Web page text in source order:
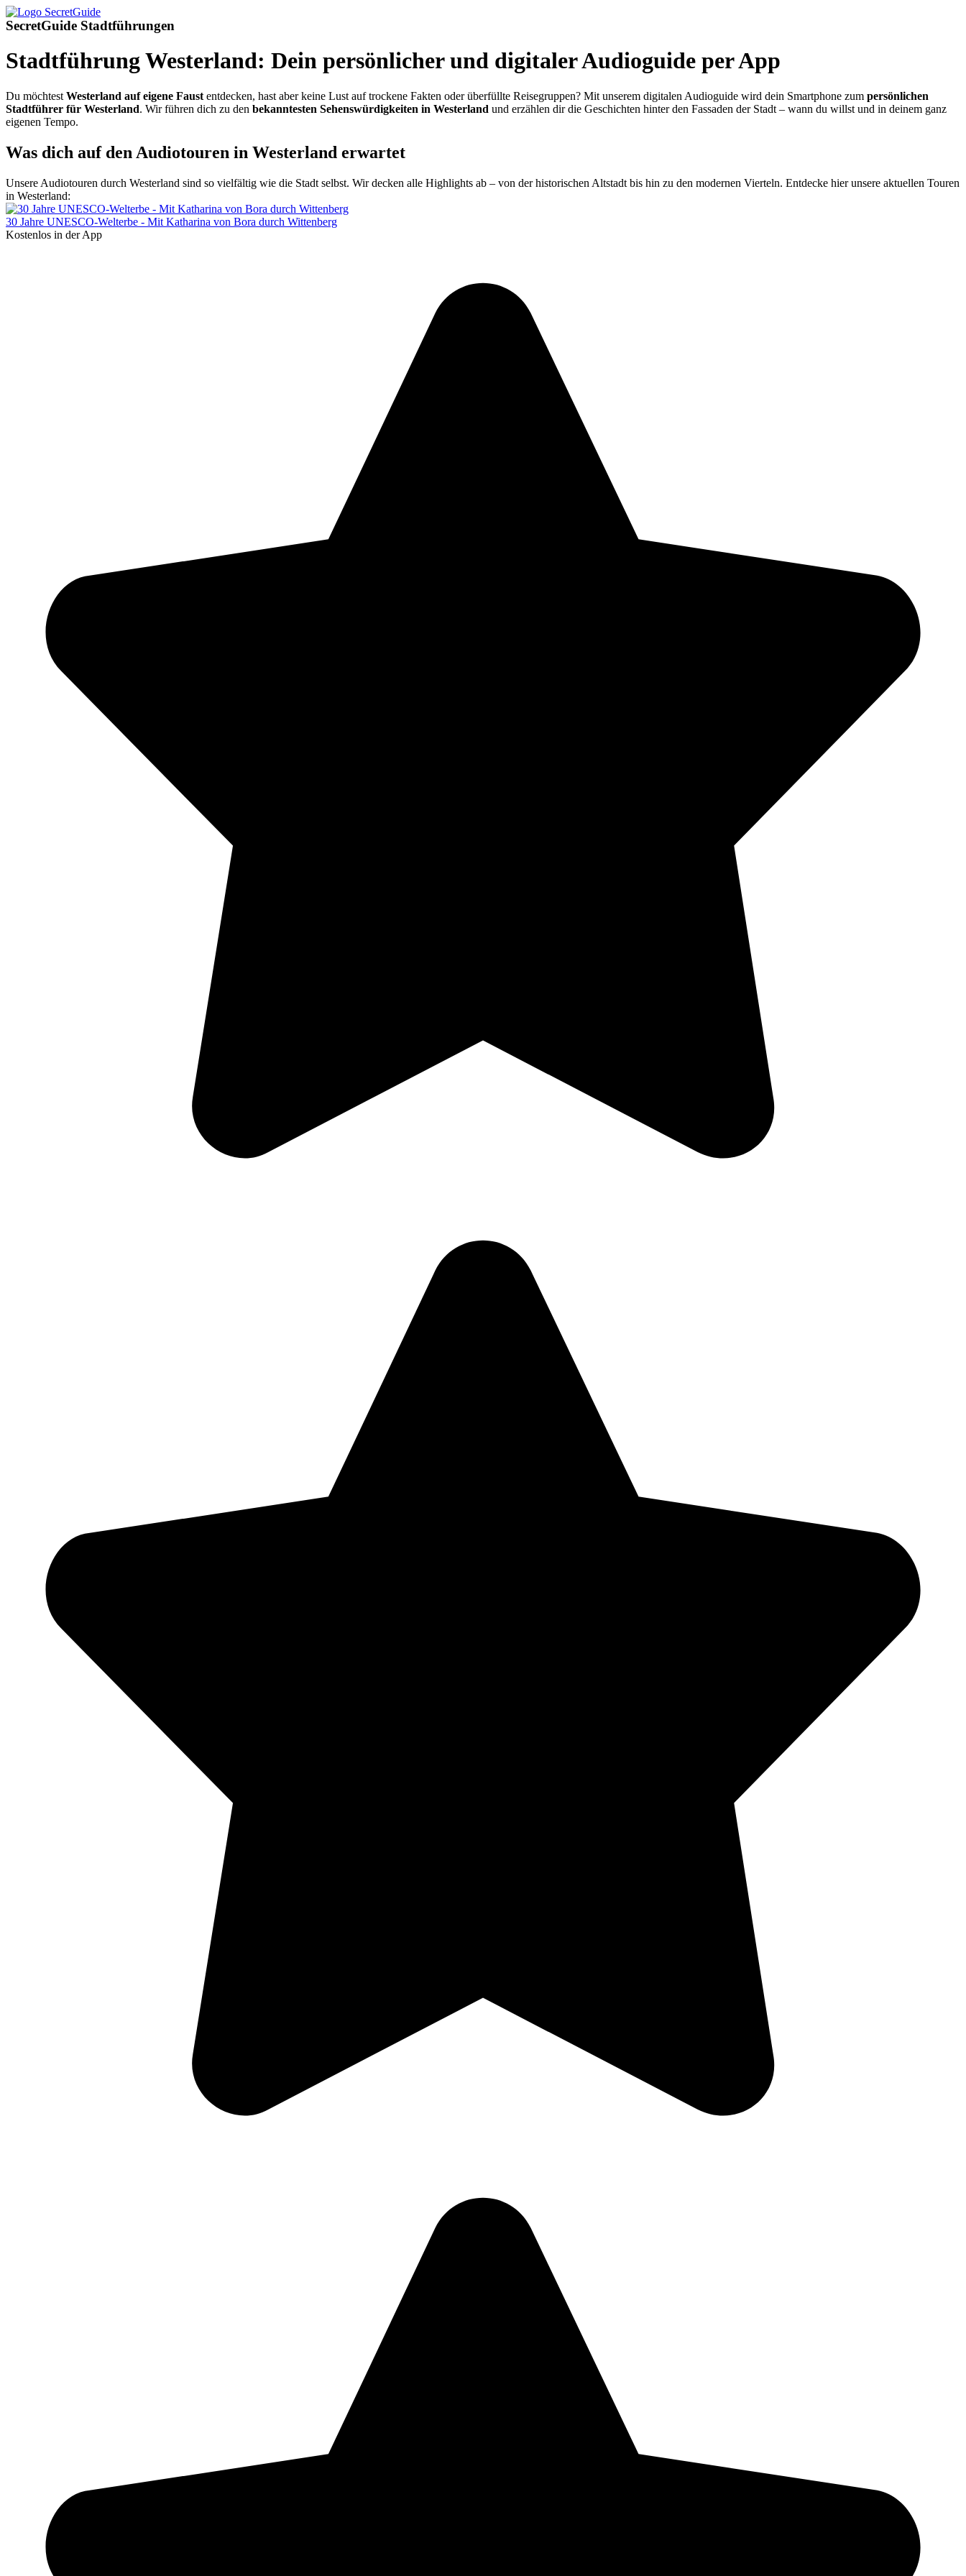
SecretGuide Stadtführungen
Stadtführung Westerland: Dein persönlicher und digitaler Audioguide per App
Du möchtest Westerland auf eigene Faust entdecken, hast aber keine Lust auf trockene Fakten oder überfüllte Reisegruppen? Mit unserem digitalen Audioguide wird dein Smartphone zum persönlichen
Stadtführer für Westerland. Wir führen dich zu den bekanntesten Sehenswürdigkeiten in Westerland und erzählen dir die Geschichten hinter den Fassaden der Stadt – wann du willst und in deinem ganz
eigenen Tempo.
Was dich auf den Audiotouren in Westerland erwartet
Unsere Audiotouren durch Westerland sind so vielfältig wie die Stadt selbst. Wir decken alle Highlights ab – von der historischen Altstadt bis hin zu den modernen Vierteln. Entdecke hier unsere aktuellen Touren
in Westerland:
30 Jahre UNESCO-Welterbe - Mit Katharina von Bora durch Wittenberg
Kostenlos in der App